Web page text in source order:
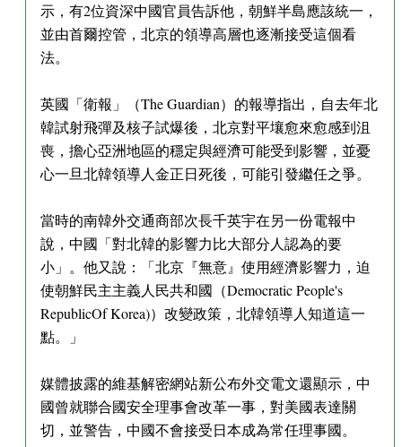
示，有2位資深中國官員告訴他，朝鮮半島應該統一，
並由首爾控管，北京的領導高層也逐漸接受這個看
法。
英國「衛報」（The Guardian）的報導指出，自去年北
韓試射飛彈及核子試爆後，北京對平壤愈來愈感到沮
喪，擔心亞洲地區的穩定與經濟可能受到影響，並憂
心一旦北韓領導人金正日死後，可能引發繼任之爭。
當時的南韓外交通商部次長千英宇在另一份電報中
說，中國「對北韓的影響力比大部分人認為的要
小」。他又說：「北京『無意』使用經濟影響力，迫
使朝鮮民主主義人民共和國（Democratic People's
RepublicOf Korea)）改變政策，北韓領導人知道這一
點。」
媒體披露的維基解密網站新公布外交電文還顯示，中
國曾就聯合國安全理事會改革一事，對美國表達關
切，並警告，中國不會接受日本成為常任理事國。